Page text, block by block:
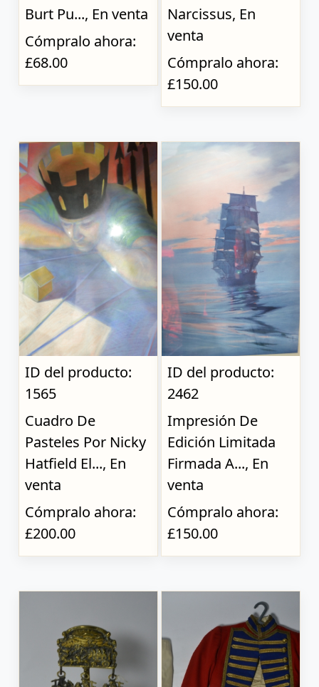
Burt Pu..., En venta
Cómpralo ahora:
£68.00
Narcissus, En
venta
Cómpralo ahora:
£150.00
ID del producto:
1565
Cuadro De
Pasteles Por Nicky
Hatfield El..., En
venta
Cómpralo ahora:
£200.00
ID del producto:
2462
Impresión De
Edición Limitada
Firmada A..., En
venta
Cómpralo ahora:
£150.00